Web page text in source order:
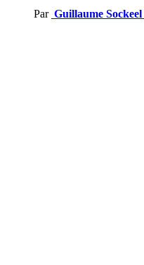
Par Guillaume Sockeel